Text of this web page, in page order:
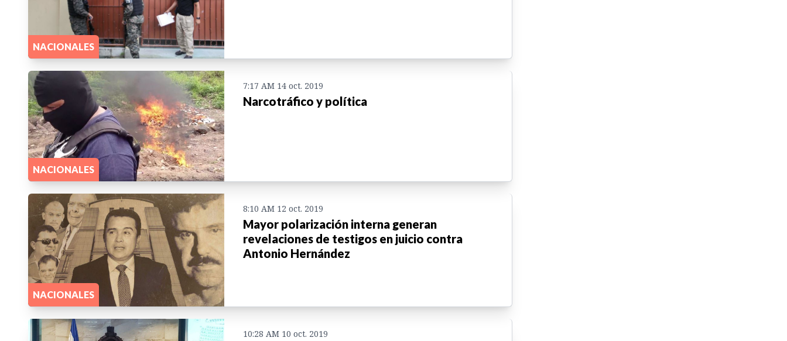
NACIONALES
NACIONALES
7:17 AM 14 oct. 2019
Narcotráfico y política
NACIONALES
8:10 AM 12 oct. 2019
Mayor polarización interna generan
revelaciones de testigos en juicio contra
Antonio Hernández
10:28 AM 10 oct. 2019